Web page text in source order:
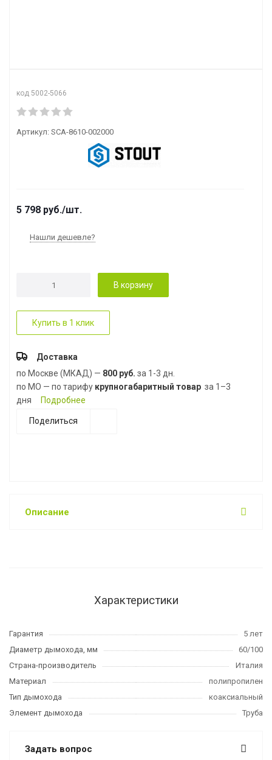
код 5002-5066
Артикул: SCA-8610-002000
5 798 руб./шт.
Нашли дешевле?
В корзину
Купить в 1 клик
Доставка
по Москве (МКАД) — 800 руб. за 1-3 дн.
по МО — по тарифу крупногабаритный товар за 1–3
дня
Подробнее
Поделиться
Описание
Характеристики
Гарантия
5 лет
Диаметр дымохода, мм
60/100
Страна-производитель
Италия
Материал
полипропилен
Тип дымохода
коаксиальный
Элемент дымохода
Труба
Задать вопрос